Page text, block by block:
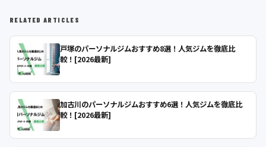
RELATED ARTICLES
戸塚のパーソナルジムおすすめ8選！人気ジムを徹底比
較！[2026最新]
加古川のパーソナルジムおすすめ6選！人気ジムを徹底比
較！[2026最新]